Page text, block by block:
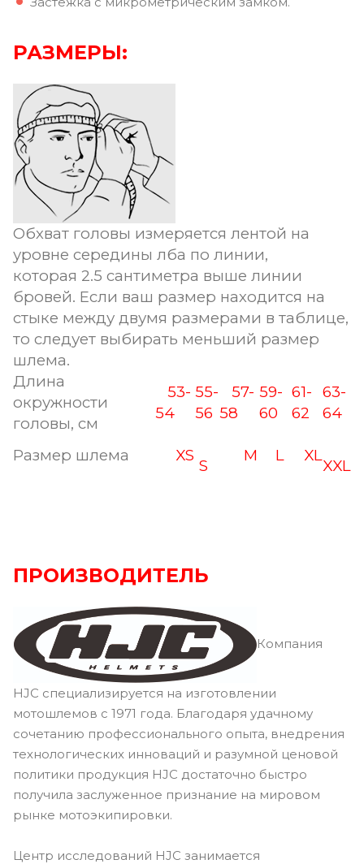
РАЗМЕРЫ:
Обхват головы измеряется лентой на
уровне середины лба по линии,
которая 2.5 сантиметра выше линии
бровей. Если ваш размер находится на
стыке между двумя размерами в таблице,
то следует выбирать меньший размер
шлема.
Длина
окружности
головы, см
53-
54
55-
56
57-
58
59-
60
61-
62
63-
64
Размер шлема XS
S
M L XL
XXL
ПРОИЗВОДИТЕЛЬ
Компания
HJC специализируется на изготовлении
мотошлемов с 1971 года. Благодаря удачному
сочетанию профессионального опыта, внедрения
технологических инноваций и разумной ценовой
политики продукция HJC достаточно быстро
получила заслуженное признание на мировом
рынке мотоэкипировки.
Центр исследований HJC занимается